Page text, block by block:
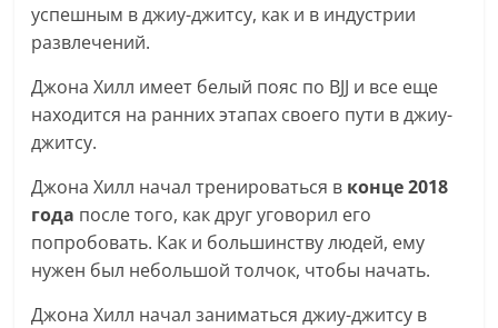
успешным в джиу-джитсу, как и в индустрии
развлечений.
Джона Хилл имеет белый пояс по BJJ и все еще
находится на ранних этапах своего пути в джиу-
джитсу.
Джона Хилл начал тренироваться в конце 2018
года после того, как друг уговорил его
попробовать. Как и большинству людей, ему
нужен был небольшой толчок, чтобы начать.
Джона Хилл начал заниматься джиу-джитсу в